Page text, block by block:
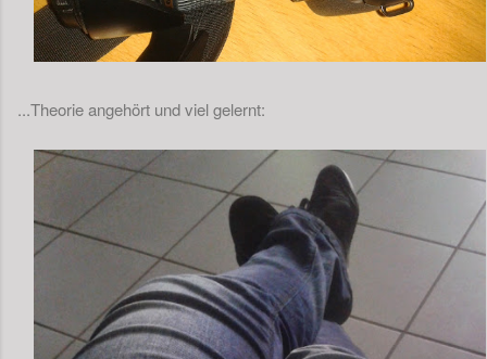
...Theorie angehört und viel gelernt: